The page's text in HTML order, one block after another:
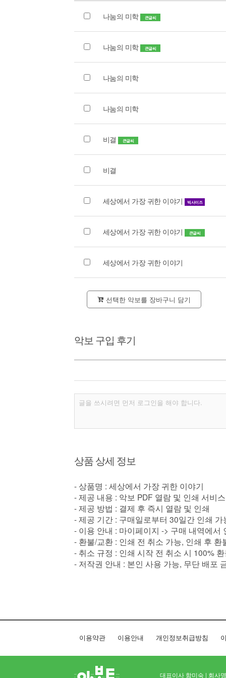
나눔의 미학 큰글씨
나눔의 미학 큰글씨
나눔의 미학
나눔의 미학
비결 큰글씨
비결
세상에서 가장 귀한 이야기 빅사이즈
세상에서 가장 귀한 이야기 큰글씨
세상에서 가장 귀한 이야기
선택한 악보를 장바구니 담기
악보 구입 후기
상품 상세 정보
- 상품명 : 세상에서 가장 귀한 이야기
- 제공 내용 : 악보 PDF 열람 및 인쇄 서비스
- 제공 방법 : 결제 후 즉시 열람 및 인쇄
- 제공 기간 : 구매일로부터 30일간 인쇄
- 이용 안내 : 마이페이지 -> 구매 내역에서
- 환불/교환 : 인쇄 전 취소 가능, 인쇄 후 환
- 취소 규정 : 인쇄 시작 전 취소 시 100%
- 저작권 안내 : 본인 사용 가능, 무단 배포
이용약관 이용안내 개인정보취급방침
대표이사 함미숙 | 회사